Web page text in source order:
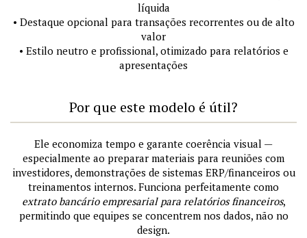
líquida
• Destaque opcional para transações recorrentes ou de alto
valor
• Estilo neutro e profissional, otimizado para relatórios e
apresentações
Por que este modelo é útil?
Ele economiza tempo e garante coerência visual —
especialmente ao preparar materiais para reuniões com
investidores, demonstrações de sistemas ERP/financeiros ou
treinamentos internos. Funciona perfeitamente como
extrato bancário empresarial para relatórios financeiros,
permitindo que equipes se concentrem nos dados, não no
design.